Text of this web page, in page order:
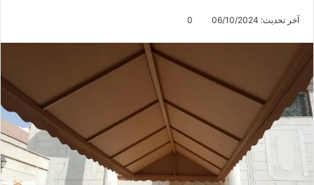
آخر تحديث: 06/10/2024 0